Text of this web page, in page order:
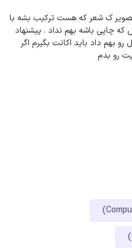
ک شعر که هست ترکیب بشه با
چاپی باشه بهم نداد . پیشنهاد
بهم داد باید اکانت بگیرم اگر
رو بدم